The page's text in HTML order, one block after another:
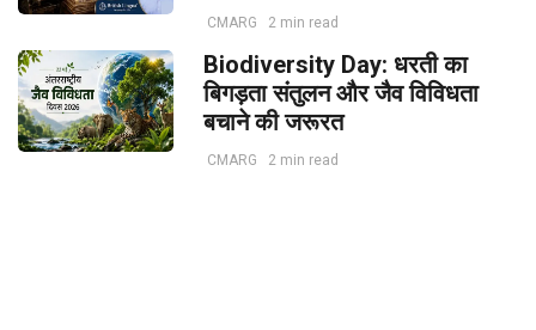
CMARG 2 min read
Biodiversity Day: धरती का
बिगड़ता संतुलन और जैव विविधता
बचाने की जरूरत
CMARG 2 min read